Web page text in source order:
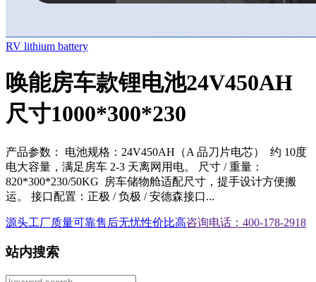
RV lithium battery
唤能房车款锂电池24V450AH
尺寸1000*300*230
产品参数： 电池规格：24V450AH（A 品刀片电芯） 约 10度
电大容量，满足房车 2-3 天离网用电。 尺寸 / 重量：
820*300*230/50KG 房车储物舱适配尺寸，提手设计方便搬
运。 接口配置：正极 / 负极 / 安德森接口...
源头工厂质量可靠售后无忧性价比高咨询电话：400-178-2918
站内搜索